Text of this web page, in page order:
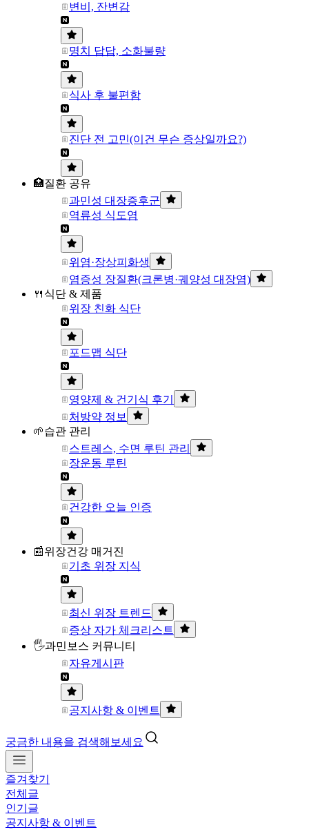
변비, 잔변감
명치 답답, 소화불량
식사 후 불편함
진단 전 고민(이건 무슨 증상일까요?)
🏥질환 공유
과민성 대장증후군
역류성 식도염
위염·장상피화생
염증성 장질환(크론병·궤양성 대장염)
🍴식단 & 제품
위장 친화 식단
포드맵 식단
영양제 & 건기식 후기
처방약 정보
🌱습관 관리
스트레스, 수면 루틴 관리
장운동 루틴
건강한 오늘 인증
📰위장건강 매거진
기초 위장 지식
최신 위장 트렌드
증상 자가 체크리스트
🖐과민보스 커뮤니티
자유게시판
공지사항 & 이벤트
궁금한 내용을 검색해보세요
즐겨찾기
전체글
인기글
공지사항 & 이벤트